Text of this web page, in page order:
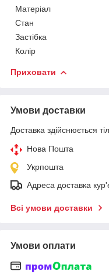
Матеріал
Стан
Застібка
Колір
Приховати
Умови доставки
Доставка здійснюється
Нова Пошта
Укрпошта
Адреса доставка
Всі умови доставки
Умови оплати